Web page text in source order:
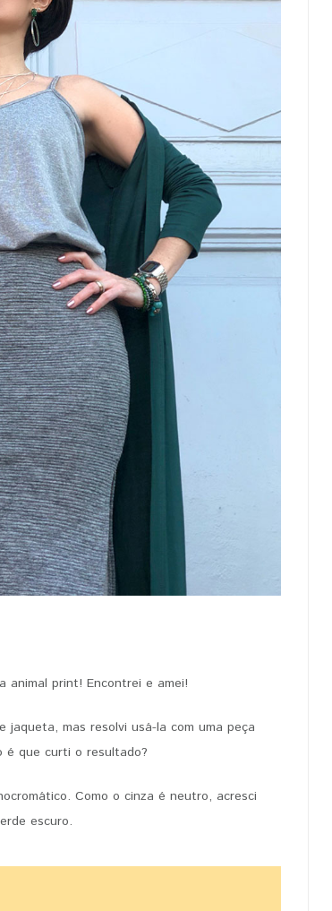
animal print! Encontrei e amei!
jaqueta, mas resolvi usá-la com uma peça
é que curti o resultado?
Como o cinza é neutro, acresci
escuro.